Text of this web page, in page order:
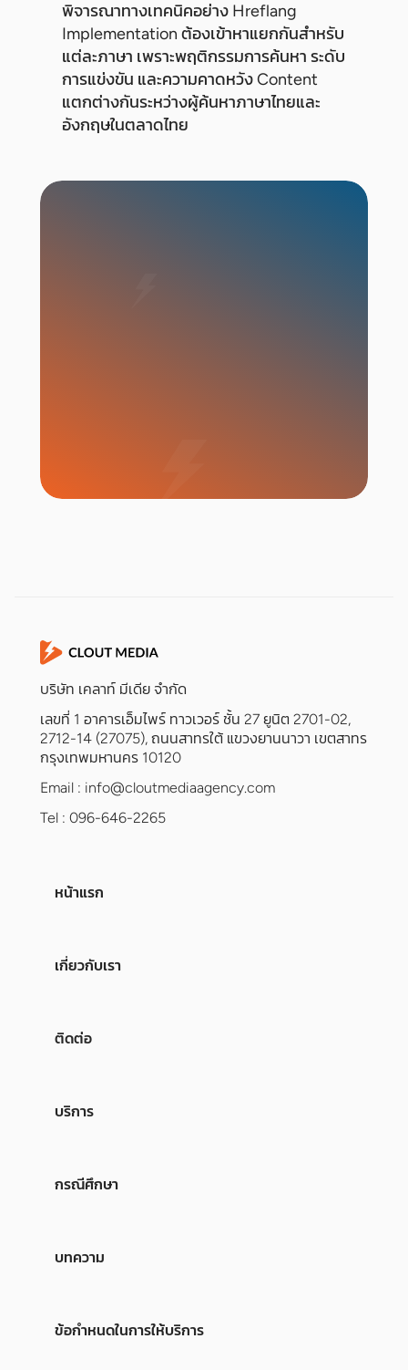
พิจารณาทางเทคนิคอย่าง Hreflang
Implementation ต้องเข้าหาแยกกันสำหรับ
แต่ละภาษา เพราะพฤติกรรมการค้นหา ระดับ
การแข่งขัน และความคาดหวัง Content
แตกต่างกันระหว่างผู้ค้นหาภาษาไทยและ
อังกฤษในตลาดไทย
บริษัท เคลาท์ มีเดีย จำกัด
เลขที่ 1 อาคารเอ็มไพร์ ทาวเวอร์ ชั้น 27 ยูนิต 2701-02,
2712-14 (27075), ถนนสาทรใต้ แขวงยานนาวา เขตสาทร
กรุงเทพมหานคร 10120
Email : info@cloutmediaagency.com
Tel : 096-646-2265
หน้าแรก
เกี่ยวกับเรา
ติดต่อ
บริการ
กรณีศึกษา
บทความ
ข้อกำหนดในการให้บริการ